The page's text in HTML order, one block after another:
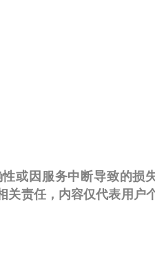
或因服务中断导致的损
关责任，内容仅代表用户